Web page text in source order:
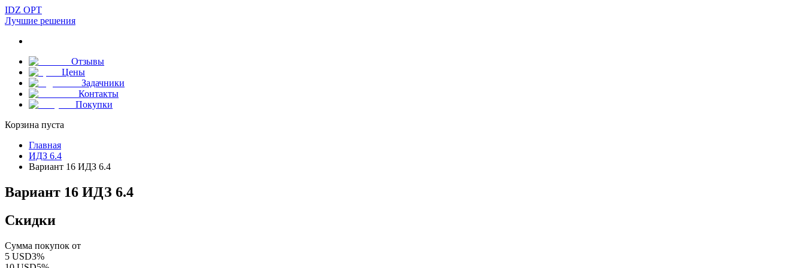
IDZ OPT
Лучшие решения
Отзывы
Цены
Задачники
Контакты
Покупки
Корзина пуста
Главная
ИДЗ 6.4
Вариант 16 ИДЗ 6.4
Вариант 16 ИДЗ 6.4
Скидки
Сумма покупок от
5 USD3%